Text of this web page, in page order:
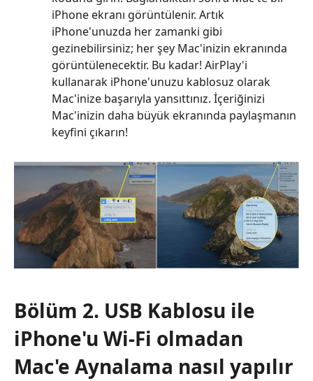
iPhone ekranı görüntülenir. Artık
iPhone'unuzda her zamanki gibi
gezinebilirsiniz; her şey Mac'inizin ekranında
görüntülenecektir. Bu kadar! AirPlay'i
kullanarak iPhone'unuzu kablosuz olarak
Mac'inize başarıyla yansıttınız. İçeriğinizi
Mac'inizin daha büyük ekranında paylaşmanın
keyfini çıkarın!
Bölüm 2. USB Kablosu ile
iPhone'u Wi-Fi olmadan
Mac'e Aynalama nasıl yapılır